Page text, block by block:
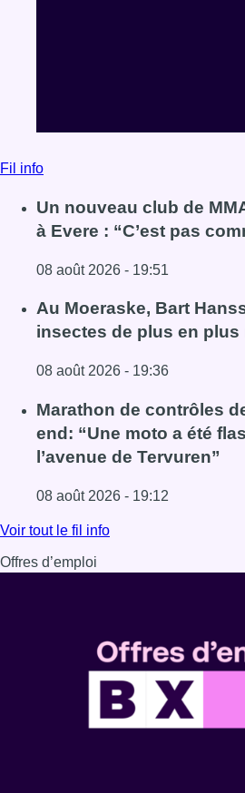
Fil info
Un nouveau club de
à Evere : “C’est pas
08 août 2026 - 19:51
Lire l'article Un nouveau club
Au Moeraske, Bart
insectes de plus en plus
08 août 2026 - 19:36
Lire l'article Au Moeraske, Bart
Marathon de contrôles
end: “Une moto a été
l’avenue de Tervuren”
08 août 2026 - 19:12
Lire l'article Marathon de
Voir tout le fil info
Offres d’emploi